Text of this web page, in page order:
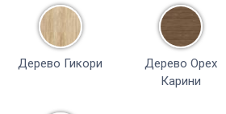
Дерево Гикори
Дерево Орех
Карини